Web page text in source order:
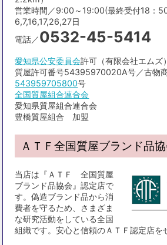
営業時間／9:00～19:00(最終受付18：
6,7,16,17,26,27日
電話／0532-45-5414
愛知県公安委員会許可（有限会社エムズ）
質屋許可番号54395970020A号／古物
543959705800号
全国質屋組合連合会
愛知県質屋組合連合会
豊橋質屋組合 加盟
ＡＴＦ全国質屋ブランド品
当店は『ＡＴＦ 全国質屋
ブランド品協会』認定店で
す。偽造ブランド品から消
費者を守るため、さまざま
な研究活動をしている全国
組織です。安心と信頼のＡＴＦ認定店を